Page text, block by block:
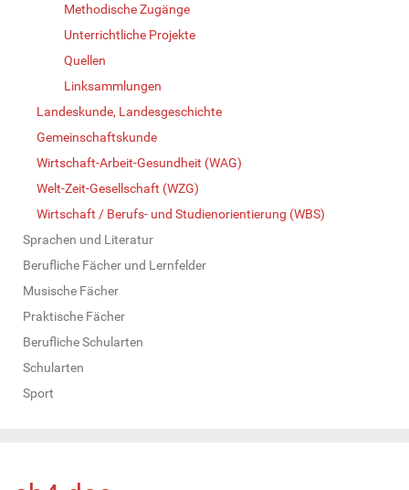
Methodische Zugänge
Unterrichtliche Projekte
Quellen
Linksammlungen
Landeskunde, Landesgeschichte
Gemeinschaftskunde
Wirtschaft-Arbeit-Gesundheit (WAG)
Welt-Zeit-Gesellschaft (WZG)
Wirtschaft / Berufs- und Studienorientierung (WBS)
Sprachen und Literatur
Berufliche Fächer und Lernfelder
Musische Fächer
Praktische Fächer
Berufliche Schularten
Schularten
Sport